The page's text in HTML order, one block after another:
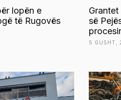
lopën e
të Rugovës
së
5 GUSHT,